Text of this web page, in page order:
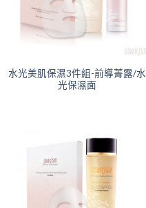
水光美肌保濕3件組-前導菁露/水
光保濕面